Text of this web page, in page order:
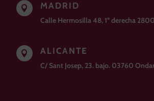
 MADRID
Calle Hermosilla 48, 1º derecha
 ALICANTE
C/ Sant Josep, 23. bajo. 03760